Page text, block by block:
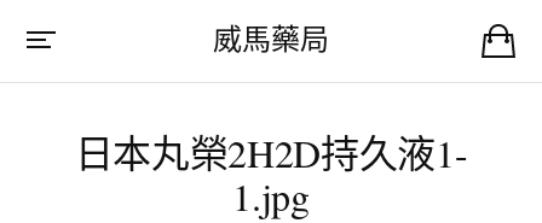
威馬藥局
日本丸榮2H2D持久液1-
1.jpg